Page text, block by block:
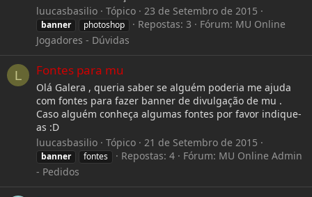
luucasbasilio
Tópico 23 de Setembro de 2015
banner photoshop Repostas: 3 Fórum: MU Online
Jogadores - Dúvidas
L Fontes para mu
Olá Galera , queria saber se alguém poderia me ajuda
com fontes para fazer banner de divulgação de mu .
Caso alguém conheça algumas fontes por favor indique-
as :D
luucasbasilio
Tópico 21 de Setembro de 2015
banner fontes Repostas: 4 Fórum: MU Online Admin
- Pedidos